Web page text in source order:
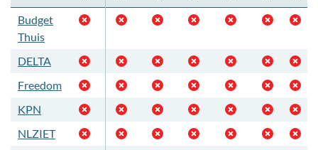
Budget
Thuis
DELTA
Freedom
KPN
NLZIET